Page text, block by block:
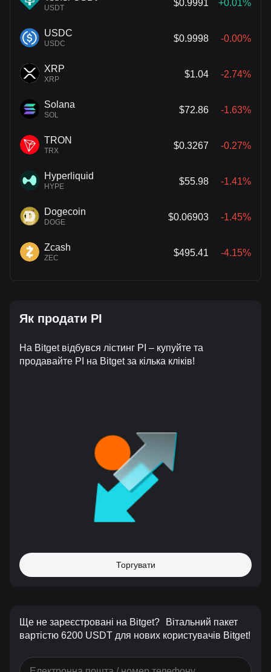
USDT
$0.9991 +0.01%
USDC
USDC
$0.9998 -0.00%
XRP
XRP
$1.04 -2.74%
Solana
SOL
$72.86 -1.63%
TRON
TRX
$0.3267 -0.27%
Hyperliquid
HYPE
$55.98 -1.41%
Dogecoin
DOGE
$0.06903 -1.45%
Zcash
ZEC
$495.41 -4.15%
Як продати PI
На Bitget відбувся лістинг PI – купуйте та
продавайте PI на Bitget за кілька кліків!
Торгувати
Ще не зареєстровані на Bitget?
Вітальний пакет
вартістю 6200 USDT для нових користувачів Bitget!